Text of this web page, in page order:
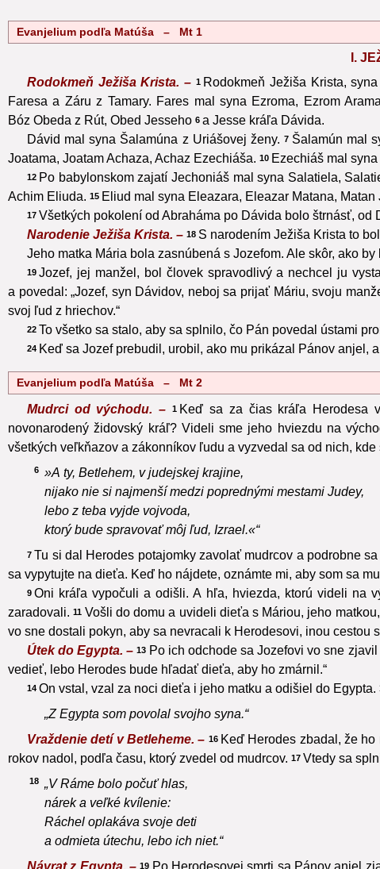
Evanjelium podľa Matúša – Mt 1
I.
Rodokmeň Ježiša Krista. – 1 Rodokmeň Ježiša Krista,
Faresa a Záru z Tamary. Fares mal syna Ezroma, Ezrom
Bóz Obeda z Rút, Obed Jesseho 6 a Jesse kráľa Dávida.
Dávid mal syna Šalamúna z Uriášovej ženy.7 Šalamún mal
Joatama, Joatam Achaza, Achaz Ezechiáša. 10 Ezechiáš mal
12 Po babylonskom zajatí Jechoniáš mal syna Salatiela,
Achim Eliuda. 15 Eliud mal syna Eleazara, Eleazar Matana, Matan
17 Všetkých pokolení od Abraháma po Dávida bolo štrnásť,
Narodenie Ježiša Krista. – 18 S narodením Ježiša Krista to
Jeho matka Mária bola zasnúbená s Jozefom. Ale skôr, ako
19 Jozef, jej manžel, bol človek spravodlivý a nechcel ju
a povedal: „Jozef, syn Dávidov, neboj sa prijať Máriu, svoju
svoj ľud z hriechov.“
22 To všetko sa stalo, aby sa splnilo, čo Pán povedal ústami
24 Keď sa Jozef prebudil, urobil, ako mu prikázal Pánov anjel,
Evanjelium podľa Matúša – Mt 2
Mudrci od východu. – 1 Keď sa za čias kráľa Herodesa
novonarodený židovský kráľ? Videli sme jeho hviezdu na
všetkých veľkňazov a zákonníkov ľudu a vyzvedal sa od nich,
6
»A ty, Betlehem, v judejskej krajine,
nijako nie si najmenší medzi poprednými mestami Judey,
lebo z teba vyjde vojvoda,
ktorý bude spravovať môj ľud, Izrael.«“
7 Tu si dal Herodes potajomky zavolať mudrcov a podrobne
sa vypytujte na dieťa. Keď ho nájdete, oznámte mi, aby som sa
9 Oni kráľa vypočuli a odišli. A hľa, hviezda, ktorú videli na
zaradovali. 11 Vošli do domu a uvideli dieťa s Máriou, jeho
vo sne dostali pokyn, aby sa nevracali k Herodesovi, inou cestou
Útek do Egypta. –13 Po ich odchode sa Jozefovi vo sne
vedieť, lebo Herodes bude hľadať dieťa, aby ho zmárnil.“
14 On vstal, vzal za noci dieťa i jeho matku a odišiel do Egypta.
„Z Egypta som povolal svojho syna.“
Vraždenie detí v Betleheme. – 16 Keď Herodes zbadal, že
rokov nadol, podľa času, ktorý zvedel od mudrcov. 17 Vtedy sa
18
„V Ráme bolo počuť hlas,
nárek a veľké kvílenie:
Ráchel oplakáva svoje deti
a odmieta útechu, lebo ich niet.“
Návrat z Egypta. –19 Po Herodesovej smrti sa Pánov anjel